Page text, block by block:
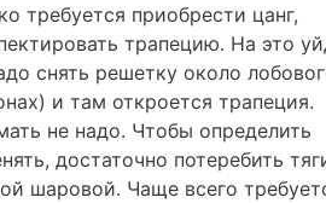
требуется приобрести цанг,
трапецию. На это
снять решетку около
и там откроется трапеция.
не надо. Чтобы определить
достаточно потеребить
шаровой. Чаще всего